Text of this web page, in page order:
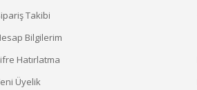
Takibi
Bilgilerim
Hatırlatma
Üyelik